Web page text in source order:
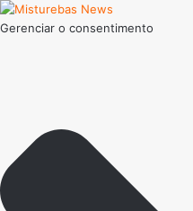
Gerenciar o consentimento